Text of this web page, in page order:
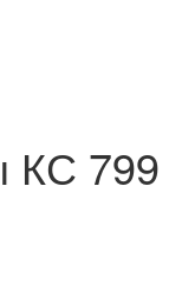
КС 799